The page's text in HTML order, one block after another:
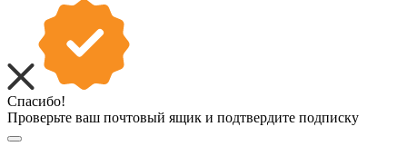
Спасибо!
Проверьте ваш почтовый ящик и подтвердите подписку